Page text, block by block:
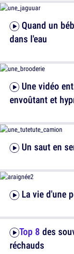
dans l'eau
Un saut en
Top 8 des
réchauds
envoûtant et
La vie d'une